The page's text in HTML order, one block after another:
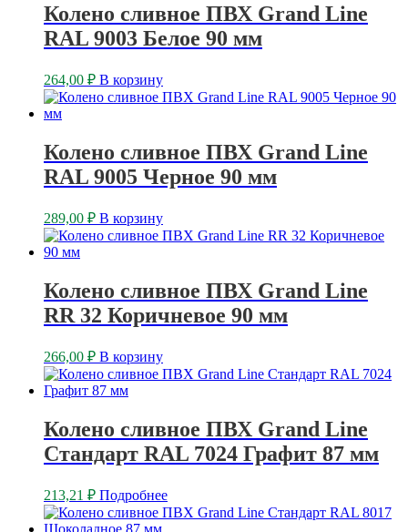
Колено сливное ПВХ Grand Line
RAL 9003 Белое 90 мм
264,00 ₽ В корзину
Колено сливное ПВХ Grand Line
RAL 9005 Черное 90 мм
289,00 ₽ В корзину
Колено сливное ПВХ Grand Line
RR 32 Коричневое 90 мм
266,00 ₽ В корзину
Колено сливное ПВХ Grand Line
Стандарт RAL 7024 Графит 87 мм
213,21 ₽ Подробнее